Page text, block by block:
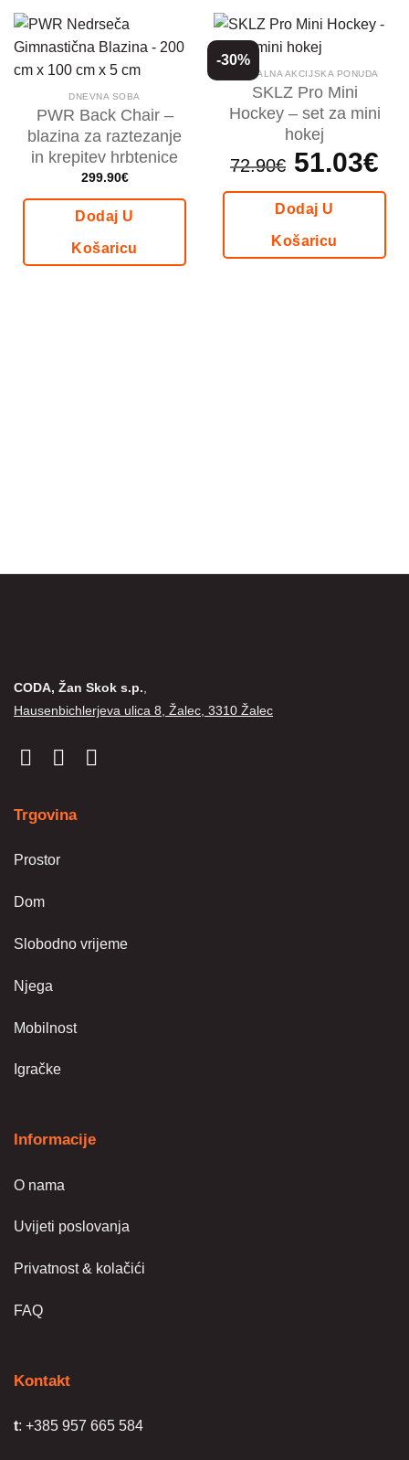
DNEVNA SOBA
PWR Back Chair –
blazina za raztezanje
in krepitev hrbtenice
299.90€
Dodaj U
Košaricu
-30%
AKTUALNA AKCIJSKA PONUDA
SKLZ Pro Mini
Hockey – set za mini
hokej
72.90€
Izvorna
cijena
je:
72.90€.
51.03€
Dodaj U
Košaricu
CODA, Žan Skok s.p.
Hausenbichlerjeva ulica 8, Žalec, 3310 Žalec
Trgovina
Prostor
Dom
Slobodno vrijeme
Njega
Mobilnost
Igračke
Informacije
O nama
Uvijeti poslovanja
Privatnost & kolačići
FAQ
Kontakt
t: +385 957 665 584